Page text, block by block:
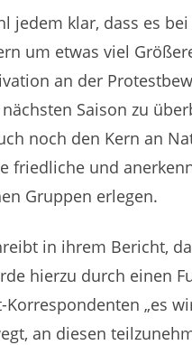
jedem klar, dass es
um etwas viel
an der
Saison zu
noch den Kern an
friedliche und
Gruppen erlegen.
in ihrem Bericht,
hierzu durch einen
Korrespondenten „es
an diesen